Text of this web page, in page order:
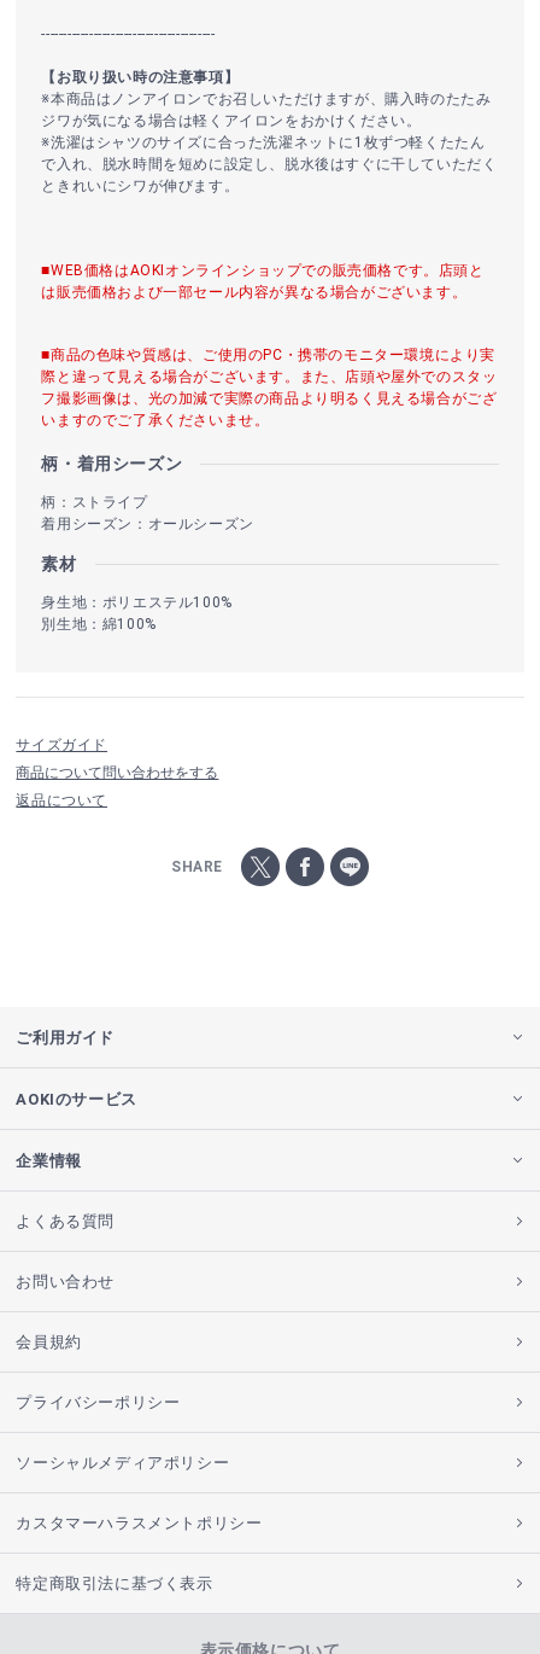
----------------------------------------
【お取り扱い時の注意事項】
※本商品はノンアイロンでお召しいただけますが、購入時のたたみ
ジワが気になる場合は軽くアイロンをおかけください。
※洗濯はシャツのサイズに合った洗濯ネットに1枚ずつ軽くたたん
で入れ、脱水時間を短めに設定し、脱水後はすぐに干していただく
ときれいにシワが伸びます。
■WEB価格はAOKIオンラインショップでの販売価格です。店頭と
は販売価格および一部セール内容が異なる場合がございます。
■商品の色味や質感は、ご使用のPC・携帯のモニター環境により実
際と違って見える場合がございます。また、店頭や屋外でのスタッ
フ撮影画像は、光の加減で実際の商品より明るく見える場合がござ
いますのでご了承くださいませ。
柄・着用シーズン
柄：ストライプ
着用シーズン：オールシーズン
素材
身生地：ポリエステル100%
別生地：綿100%
サイズガイド
商品について問い合わせをする
返品について
SHARE
ご利用ガイド
AOKIのサービス
企業情報
よくある質問
お問い合わせ
会員規約
プライバシーポリシー
ソーシャルメディアポリシー
カスタマーハラスメントポリシー
特定商取引法に基づく表示